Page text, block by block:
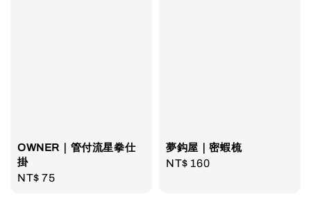
OWNER｜管付流星拳仕
掛
Regular
NT$ 75
夢鈎屋｜密蝦梳
Regular
NT$ 160